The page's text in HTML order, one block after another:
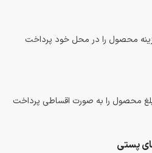
محصول را در محل خود پرداخت
محصول را به صورت اقساطی پرداخت
پستی